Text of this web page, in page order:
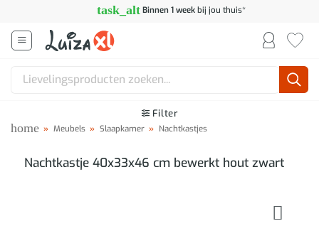
inhoud
task_alt Binnen 1 weekbij jou thuis*
Zoeken
Filter
home » Meubels » Slaapkamer » Nachtkastjes
Nachtkastje 40x33x46 cm bewerkt hout zwart